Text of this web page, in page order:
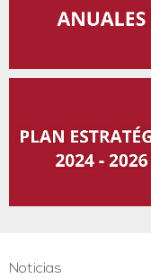
Noticias